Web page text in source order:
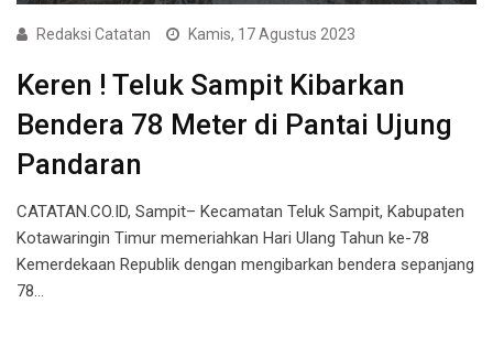
Redaksi Catatan Kamis, 17 Agustus 2023
Keren ! Teluk Sampit Kibarkan
Bendera 78 Meter di Pantai Ujung
Pandaran
CATATAN.CO.ID, Sampit– Kecamatan Teluk Sampit, Kabupaten
Kotawaringin Timur memeriahkan Hari Ulang Tahun ke-78
Kemerdekaan Republik dengan mengibarkan bendera sepanjang
78…